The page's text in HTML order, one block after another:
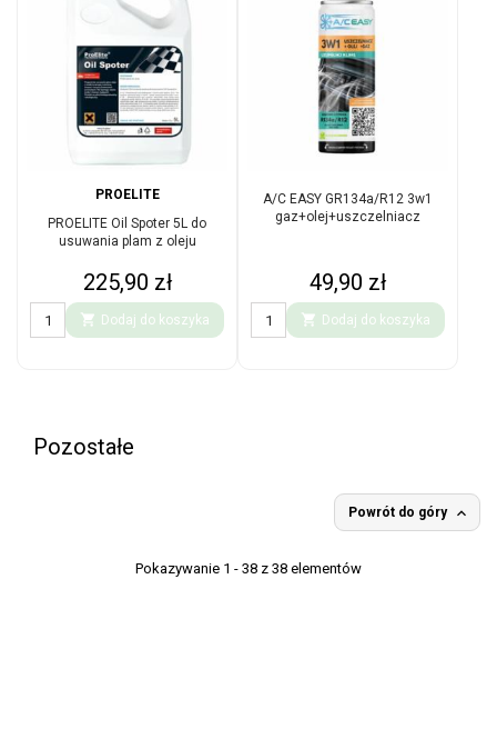
PROELITE
PROELITE Oil Spoter 5L do
usuwania plam z oleju
Cena
225,90 zł
 Dodaj do koszyka
A/C EASY GR134a/R12 3w1
gaz+olej+uszczelniacz
Cena
49,90 zł
 Dodaj do koszyka
Pozostałe
Powrót do góry 
Pokazywanie 1 - 38 z 38 elementów